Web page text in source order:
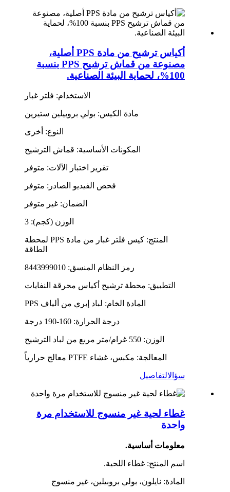
أكياس ترشيح من مادة PPS أصلية،
مصنوعة من قماش ترشيح PPS بنسبة
100%، لحماية البيئة الصناعية.
الاستخدام: فلتر غبار
مادة الكيس: بولي بروبيلين ستيرين
النوع: أخرى
المكونات الأساسية: قماش الترشيح
تقرير اختبار الآلات: متوفر
فحص الفيديو الصادر: متوفر
الضمان: غير متوفر
الوزن (كجم): 3
المنتج: كيس فلتر غبار من مادة PPS لمحطة
الطاقة
رمز النظام المنسق: 8443999010
التطبيق: محطة ترشيح أكياس محرقة النفايات
المادة الخام: لباد إبري من ألياف PPS
درجة الحرارة: 160-190 درجة
الوزن: 550 غرام/متر مربع من لباد الترشيح
المعالجة: مكبس، غشاء PTFE معالج حرارياً
سؤالالتفاصيل
غطاء لحية غير منسوج للاستخدام مرة
واحدة
معلومات أساسية.
اسم المنتج: غطاء اللحية.
المادة: نايلون، بولي بروبيلين، غير منسوج